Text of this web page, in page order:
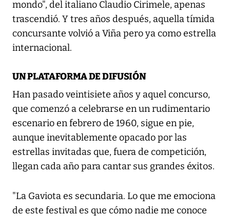
mondo", del italiano Claudio Cirimele, apenas
trascendió. Y tres años después, aquella tímida
concursante volvió a Viña pero ya como estrella
internacional.
UN PLATAFORMA DE DIFUSIÓN
Han pasado veintisiete años y aquel concurso,
que comenzó a celebrarse en un rudimentario
escenario en febrero de 1960, sigue en pie,
aunque inevitablemente opacado por las
estrellas invitadas que, fuera de competición,
llegan cada año para cantar sus grandes éxitos.
"La Gaviota es secundaria. Lo que me emociona
de este festival es que cómo nadie me conoce